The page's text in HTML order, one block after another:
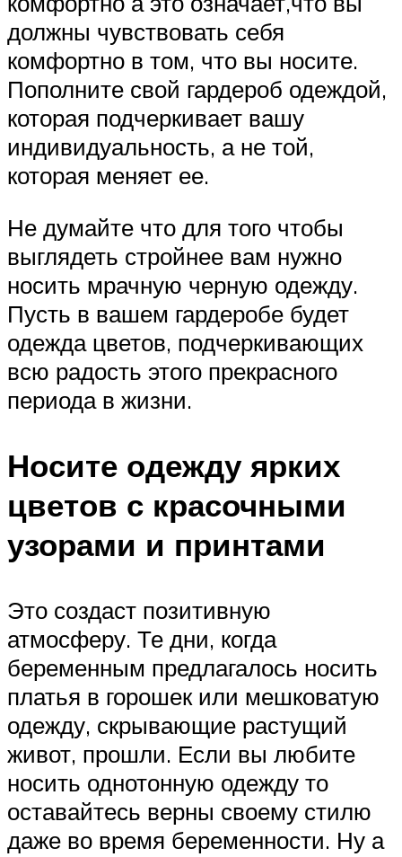
должны чувствовать себя
комфортно в том, что вы носите.
Пополните свой гардероб одеждой,
которая подчеркивает вашу
индивидуальность, а не той,
которая меняет ее.
Не думайте что для того чтобы
выглядеть стройнее вам нужно
носить мрачную черную одежду.
Пусть в вашем гардеробе будет
одежда цветов, подчеркивающих
всю радость этого прекрасного
периода в жизни.
Носите одежду ярких
цветов с красочными
узорами и принтами
Это создаст позитивную
атмосферу. Те дни, когда
беременным предлагалось носить
платья в горошек или мешковатую
одежду, скрывающие растущий
живот, прошли. Если вы любите
носить однотонную одежду то
оставайтесь верны своему стилю
даже во время беременности. Ну а